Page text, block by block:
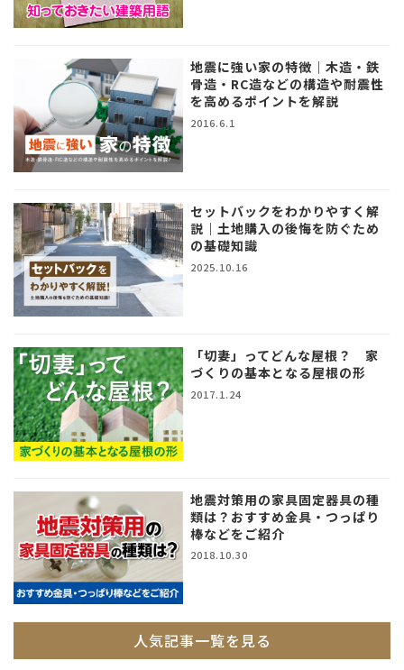
地震に強い家の特徴｜木造・鉄
骨造・RC造などの構造や耐震性
を高めるポイントを解説
2016.6.1
セットバックをわかりやすく解
説｜土地購入の後悔を防ぐため
の基礎知識
2025.10.16
「切妻」ってどんな屋根？ 家
づくりの基本となる屋根の形
2017.1.24
地震対策用の家具固定器具の種
類は？おすすめ金具・つっぱり
棒などをご紹介
2018.10.30
人気記事一覧を見る